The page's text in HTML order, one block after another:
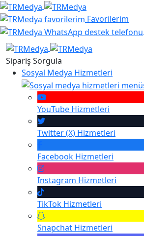
Favorilerim
Sipariş Sorgula
Sosyal Medya Hizmetleri
YouTube Hizmetleri
Twitter (X) Hizmetleri
Facebook Hizmetleri
Instagram Hizmetleri
TikTok Hizmetleri
Snapchat Hizmetleri